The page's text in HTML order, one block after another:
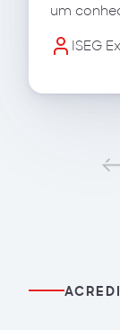
um
ISEG